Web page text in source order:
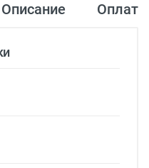
Описание Оплата